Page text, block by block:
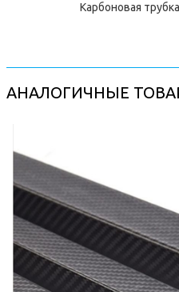
Карбоновая
АНАЛОГИЧНЫЕ